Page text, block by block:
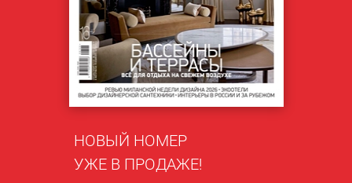
НОВЫЙ НОМЕР
УЖЕ В ПРОДАЖЕ!